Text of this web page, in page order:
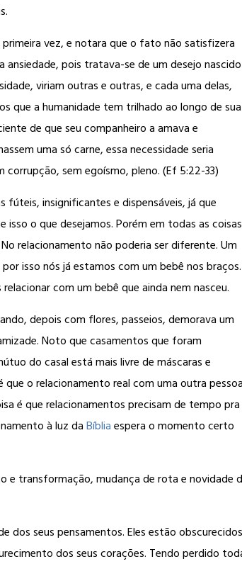
vez, e notara que o fato não satisfizera
pois tratava-se de um desejo nascido
viriam outras e outras, e cada uma delas,
que a humanidade tem trilhado ao longo de sua
de que seu companheiro a amava e
uma só carne, essa necessidade seria
sem egoísmo, pleno. (Ef 5:22-33)
insignificantes e dispensáveis, já que
o que desejamos. Porém em todas as coisas
relacionamento não poderia ser diferente. Um
isso nós já estamos com um bebê nos braços.
com um bebê que ainda nem nasceu.
depois com flores, passeios, demorava um
Noto que casamentos que foram
do casal está mais livre de máscaras e
o relacionamento real com uma outra
é que relacionamentos precisam de tempo pra
à luz daBíbliaespera o momento certo
e transformação, mudança de rota e novidade
dos seus pensamentos. Eles estão obscurecidos
dos seus corações. Tendo perdido